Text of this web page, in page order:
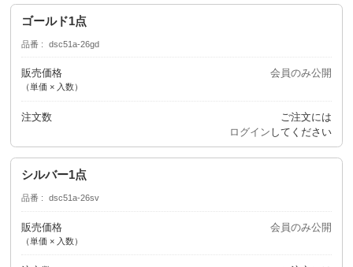
ゴールド1点
品番 dsc51a-26gd
販売価格
（単価 × 入数）
会員のみ公開
注文数
ご注文には
ログイン してください
シルバー1点
品番 dsc51a-26sv
販売価格
（単価 × 入数）
会員のみ公開